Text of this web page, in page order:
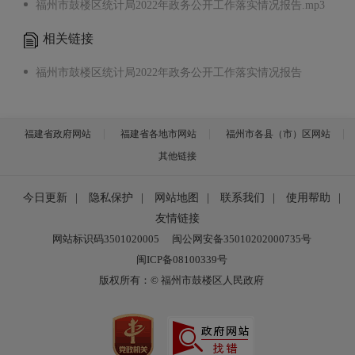
福州市鼓楼区统计局2022年政务公开工作落实情况报告.mp3
相关链接
福州市鼓楼区统计局2022年政务公开工作落实情况报告
福建省政府网站 福建省各地市网站
福州市各县（市）区网站
其他链接
今日更新 | 隐私保护 | 网站地图 | 联系我们 | 使用帮助
|
友情链接
网站标识码3501020005
闽公网安备35010202000735号
闽ICP备08100339号
版权所有：© 福州市鼓楼区人民政府